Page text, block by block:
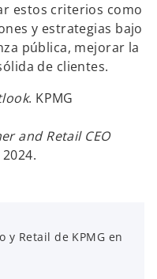
estos criterios como
y estrategias bajo
pública, mejorar la
de clientes.
. KPMG
and Retail CEO
y Retail de KPMG en